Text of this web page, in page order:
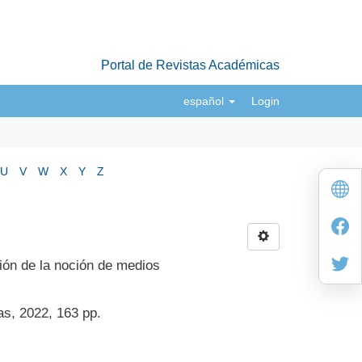
Portal de Revistas Académicas
español Login
U V W X Y Z
de la noción de medios
2022, 163 pp.